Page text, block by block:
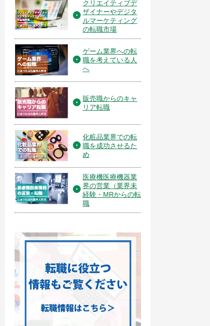
クリエイティブデ
ザイナーやデジタ
ルマーケティング
の転職市場
ゲーム業界への転
職を考えている人
へ
販売職からのキャ
リア転職
化粧品業界での転
職を成功させるた
め
医療機医療機器業
界の営業（業界未
経験・MRからの転
職